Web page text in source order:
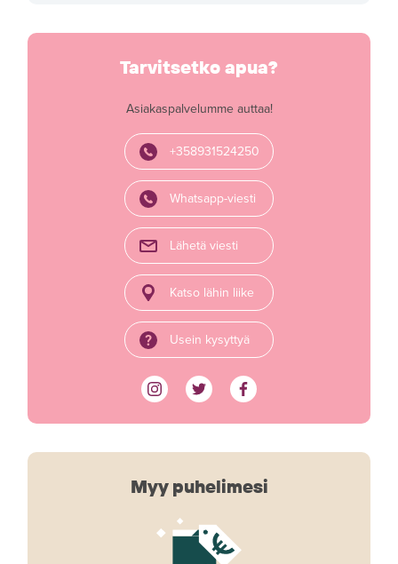
Tarvitsetko apua?
Asiakaspalvelumme auttaa!
+358931524250
Whatsapp-viesti
Lähetä viesti
Katso lähin liike
Usein kysyttyä
Myy puhelimesi